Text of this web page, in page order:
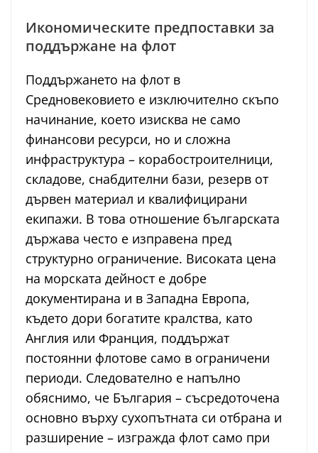
Икономическите предпоставки за
поддържане на флот
Поддържането на флот в
Средновековието е изключително скъпо
начинание, което изисква не само
финансови ресурси, но и сложна
инфраструктура – корабостроителници,
складове, снабдителни бази, резерв от
дървен материал и квалифицирани
екипажи. В това отношение българската
държава често е изправена пред
структурно ограничение. Високата цена
на морската дейност е добре
документирана и в Западна Европа,
където дори богатите кралства, като
Англия или Франция, поддържат
постоянни флотове само в ограничени
периоди. Следователно е напълно
обяснимо, че България – съсредоточена
основно върху сухопътната си отбрана и
разширение – изгражда флот само при